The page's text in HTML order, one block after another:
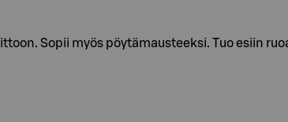
Sopii myös pöytämausteeksi. Tuo esiin